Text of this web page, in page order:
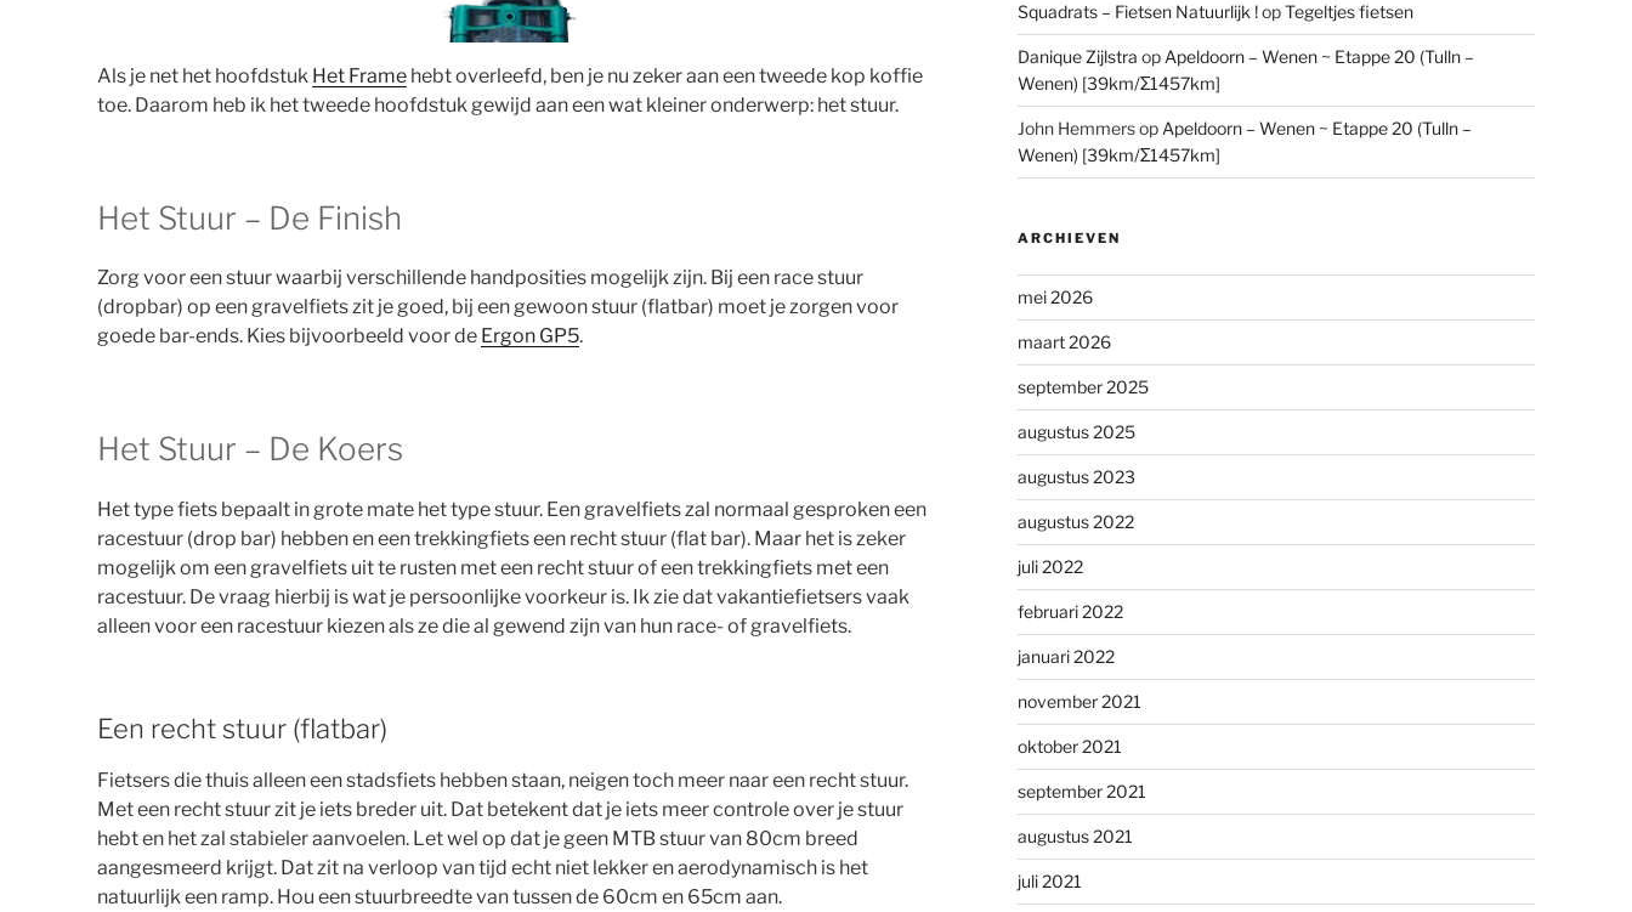
Als je net het hoofdstuk Het Frame hebt overleefd, ben je nu zeker aan een tweede kop koffie
toe. Daarom heb ik het tweede hoofdstuk gewijd aan een wat kleiner onderwerp: het stuur.
Het Stuur – De Finish
Zorg voor een stuur waarbij verschillende handposities mogelijk zijn. Bij een race stuur
(dropbar) op een gravelfiets zit je goed, bij een gewoon stuur (flatbar) moet je zorgen voor
goede bar-ends. Kies bijvoorbeeld voor de Ergon GP5.
Het Stuur – De Koers
Het type fiets bepaalt in grote mate het type stuur. Een gravelfiets zal normaal gesproken een
racestuur (drop bar) hebben en een trekkingfiets een recht stuur (flat bar). Maar het is zeker
mogelijk om een gravelfiets uit te rusten met een recht stuur of een trekkingfiets met een
racestuur. De vraag hierbij is wat je persoonlijke voorkeur is. Ik zie dat vakantiefietsers vaak
alleen voor een racestuur kiezen als ze die al gewend zijn van hun race- of gravelfiets.
Een recht stuur (flatbar)
Fietsers die thuis alleen een stadsfiets hebben staan, neigen toch meer naar een recht stuur.
Met een recht stuur zit je iets breder uit. Dat betekent dat je iets meer controle over je stuur
hebt en het zal stabieler aanvoelen. Let wel op dat je geen MTB stuur van 80cm breed
aangesmeerd krijgt. Dat zit na verloop van tijd echt niet lekker en aerodynamisch is het
natuurlijk een ramp. Hou een stuurbreedte van tussen de 60cm en 65cm aan.
Squadrats – Fietsen Natuurlijk !opTegeltjes fietsen
Danique Zijlstra op Apeldoorn – Wenen ~ Etappe 20 (Tulln –
Wenen) [39km/Σ1457km]
John Hemmersop Apeldoorn – Wenen ~ Etappe 20 (Tulln –
Wenen) [39km/Σ1457km]
ARCHIEVEN
mei 2026
maart 2026
september 2025
augustus 2025
augustus 2023
augustus 2022
juli 2022
februari 2022
januari 2022
november 2021
oktober 2021
september 2021
augustus 2021
juli 2021